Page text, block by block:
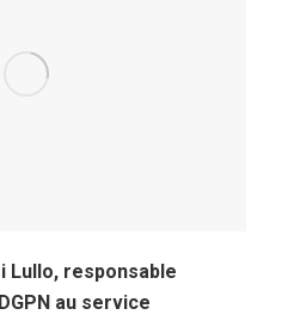
Lullo, responsable
au service